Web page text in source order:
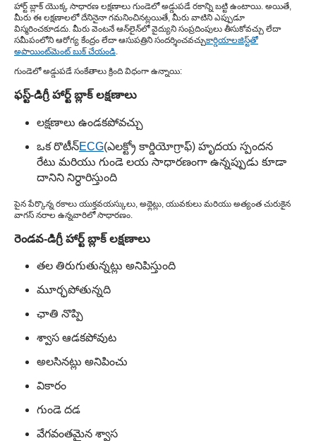
హార్ట్ బ్లాక్ యొక్క సాధారణ లక్షణాలు గుండెలో అడ్డుపడే రకాన్ని బట్టి ఉంటాయి. అయితే,
మీరు ఈ లక్షణాలలో దేనినైనా గమనించినట్లయితే, మీరు వాటిని ఎప్పుడూ
విస్మరించకూడదు. మీరు వెంటనే ఆన్‌లైన్‌లో వైద్యుని సంప్రదింపులు తీసుకోవచ్చు లేదా
సమీపంలోని ఆరోగ్య కేంద్రం లేదా ఆసుపత్రిని సందర్శించవచ్చుకార్డియాలజిస్ట్‌తో
అపాయింట్‌మెంట్ బుక్ చేయండి.
గుండెలో అడ్డుపడే సంకేతాలు క్రింది విధంగా ఉన్నాయి:
ఫస్ట్-డిగ్రీ హార్ట్ బ్లాక్ లక్షణాలు
లక్షణాలు ఉండకపోవచ్చు
ఒక రొటీన్ECG(ఎలక్ట్రో కార్డియోగ్రాఫ్) హృదయ స్పందన
రేటు మరియు గుండె లయ సాధారణంగా ఉన్నప్పుడు కూడా
దానిని నిర్ధారిస్తుంది
పైన పేర్కొన్న రకాలు యుక్తవయస్కులు, అథ్లెట్లు, యువకులు మరియు అత్యంత చురుకైన
వాగస్ నరాల ఉన్నవారిలో సాధారణం.
రెండవ-డిగ్రీ హార్ట్ బ్లాక్ లక్షణాలు
తల తిరుగుతున్నట్లు అనిపిస్తుంది
మూర్ఛపోతున్నది
ఛాతి నొప్పి
శ్వాస ఆడకపోవుట
అలసినట్లు అనిపించు
వికారం
గుండె దడ
వేగవంతమైన శ్వాస